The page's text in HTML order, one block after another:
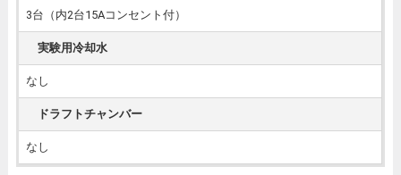
3台（内2台15Aコンセント付）
実験用冷却水
なし
ドラフトチャンバー
なし